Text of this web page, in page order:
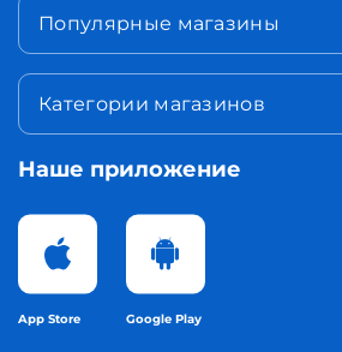
Популярные магазины
Категории магазинов
Наше приложение
App Store Google Play